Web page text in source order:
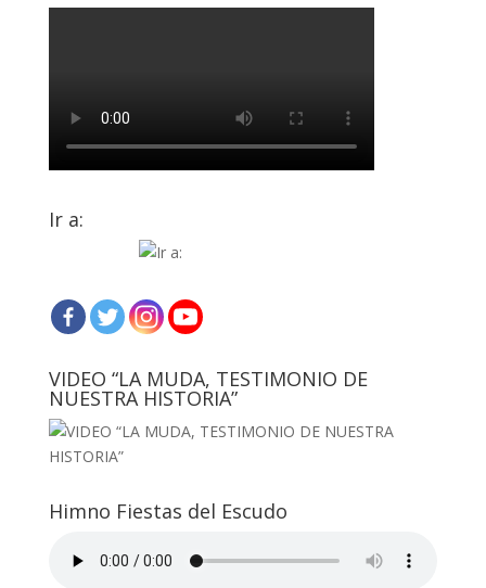
Ir a:
VIDEO “LA MUDA, TESTIMONIO DE
NUESTRA HISTORIA”
Himno Fiestas del Escudo